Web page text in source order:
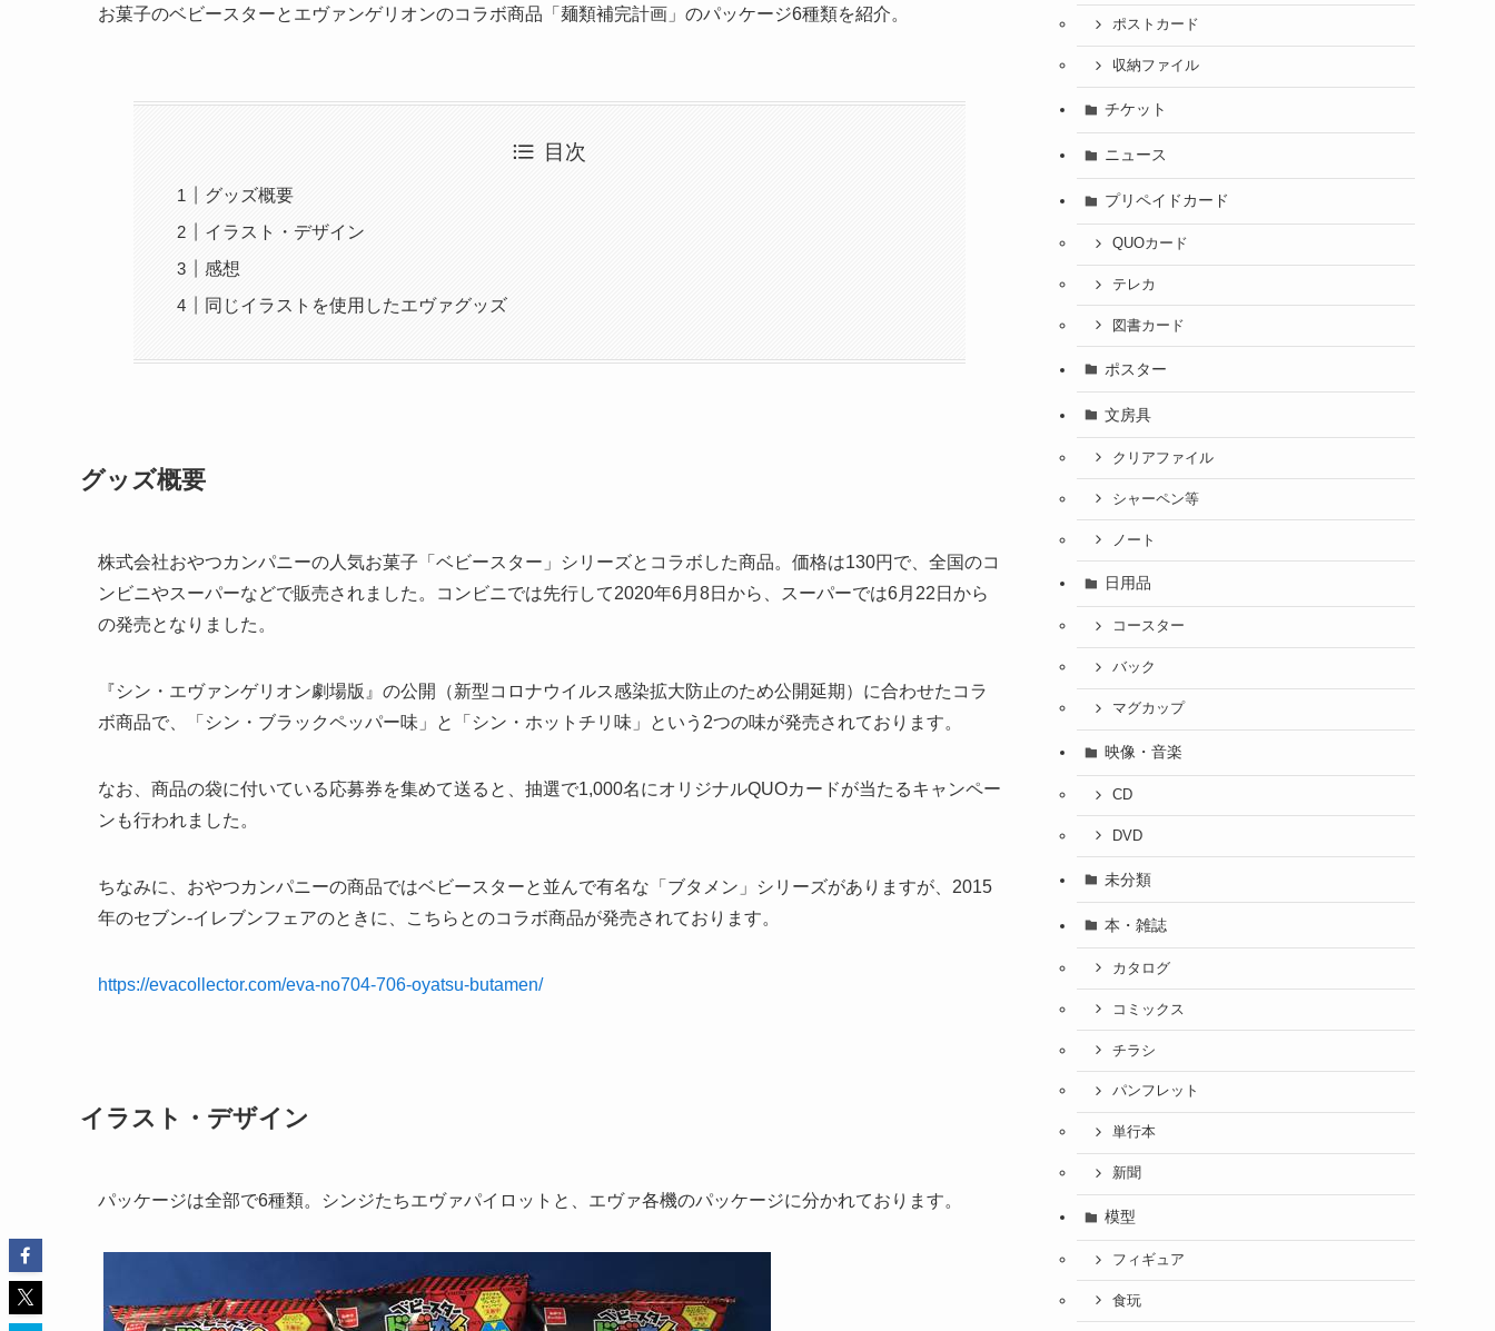
お菓子のベビースターとエヴァンゲリオンのコラボ商品「麺類補完計画」のパッケージ6種類を紹介。
目次
グッズ概要
イラスト・デザイン
感想
同じイラストを使用したエヴァグッズ
グッズ概要
株式会社おやつカンパニーの人気お菓子「ベビースター」シリーズとコラボした商品。価格は130円で、全国のコ
ンビニやスーパーなどで販売されました。コンビニでは先行して2020年6月8日から、スーパーでは6月22日から
の発売となりました。
『シン・エヴァンゲリオン劇場版』の公開（新型コロナウイルス感染拡大防止のため公開延期）に合わせたコラ
ボ商品で、「シン・ブラックペッパー味」と「シン・ホットチリ味」という2つの味が発売されております。
なお、商品の袋に付いている応募券を集めて送ると、抽選で1,000名にオリジナルQUOカードが当たるキャンペー
ンも行われました。
ちなみに、おやつカンパニーの商品ではベビースターと並んで有名な「ブタメン」シリーズがありますが、2015
年のセブン-イレブンフェアのときに、こちらとのコラボ商品が発売されております。
https://evacollector.com/eva-no704-706-oyatsu-butamen/
イラスト・デザイン
パッケージは全部で6種類。シンジたちエヴァパイロットと、エヴァ各機のパッケージに分かれております。
ポストカード
収納ファイル
チケット
ニュース
プリペイドカード
QUOカード
テレカ
図書カード
ポスター
文房具
クリアファイル
シャーペン等
ノート
日用品
コースター
バック
マグカップ
映像・音楽
CD
DVD
未分類
本・雑誌
カタログ
コミックス
チラシ
パンフレット
単行本
新聞
模型
フィギュア
食玩